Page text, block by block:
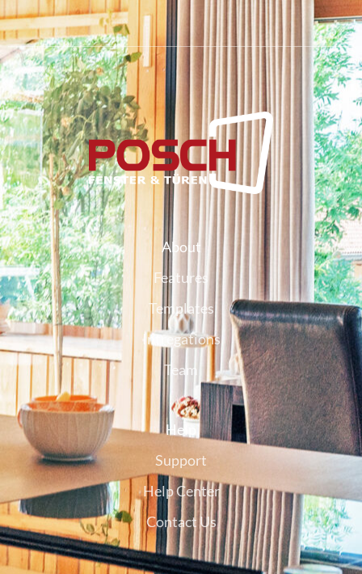
About
Features
Templates
Intregations
Team
Help
Support
Help Center
Contact Us